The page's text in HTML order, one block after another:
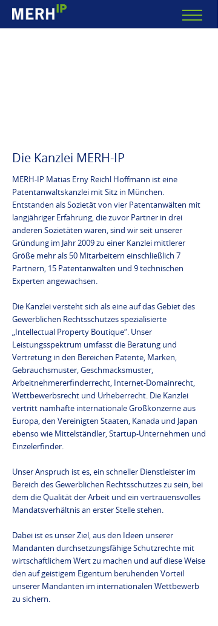
Die Kanzlei MERH-IP
MERH-IP Matias Erny Reichl Hoffmann ist eine
Patentanwaltskanzlei mit Sitz in München.
Entstanden als Sozietät von vier Patentanwälten mit
langjähriger Erfahrung, die zuvor Partner in drei
anderen Sozietäten waren, sind wir seit unserer
Gründung im Jahr 2009 zu einer Kanzlei mittlerer
Größe mehr als 50 Mitarbeitern einschließlich 7
Partnern, 15 Patentanwälten und 9 technischen
Experten angewachsen.
Die Kanzlei versteht sich als eine auf das Gebiet des
Gewerblichen Rechtsschutzes spezialisierte
„Intellectual Property Boutique“. Unser
Leistungsspektrum umfasst die Beratung und
Vertretung in den Bereichen Patente, Marken,
Gebrauchsmuster, Geschmacksmuster,
Arbeitnehmererfinderrecht, Internet-Domainrecht,
Wettbewerbsrecht und Urheberrecht. Die Kanzlei
vertritt namhafte internationale Großkonzerne aus
Europa, den Vereinigten Staaten, Kanada und Japan
ebenso wie Mittelständler, Startup-Unternehmen und
Einzelerfinder.
Unser Anspruch ist es, ein schneller Dienstleister im
Bereich des Gewerblichen Rechtsschutzes zu sein, bei
dem die Qualität der Arbeit und ein vertrauensvolles
Mandatsverhältnis an erster Stelle stehen.
Dabei ist es unser Ziel, aus den Ideen unserer
Mandanten durchsetzungsfähige Schutzrechte mit
wirtschaftlichem Wert zu machen und auf diese Weise
den auf geistigem Eigentum beruhenden Vorteil
unserer Mandanten im internationalen Wettbewerb
zu sichern.